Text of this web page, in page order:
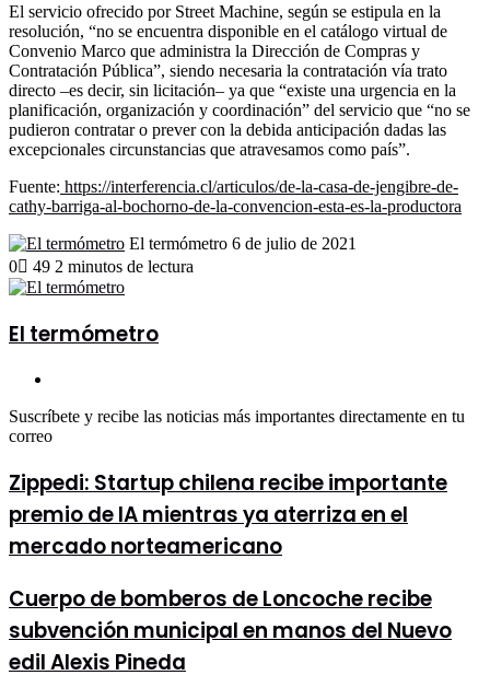
El servicio ofrecido por Street Machine, según se estipula en la
resolución, “no se encuentra disponible en el catálogo virtual de
Convenio Marco que administra la Dirección de Compras y
Contratación Pública”, siendo necesaria la contratación vía trato
directo –es decir, sin licitación– ya que “existe una urgencia en la
planificación, organización y coordinación” del servicio que “no se
pudieron contratar o prever con la debida anticipación dadas las
excepcionales circunstancias que atravesamos como país”.
Fuente: https://interferencia.cl/articulos/de-la-casa-de-jengibre-de-
cathy-barriga-al-bochorno-de-la-convencion-esta-es-la-productora
El termómetro Send
6 de julio de 2021
0
49 2 minutos de lectura
El termómetro
Suscríbete y recibe las noticias más importantes directamente en tu
correo
Zippedi:
Startup
chilena
importante
de
IA
mientras
aterriza
Zippedi: Startup chilena recibe importante
premio de IA mientras ya aterriza en el
mercado norteamericano
Cuerpo
de
bomberos
Loncoche
Cuerpo de bomberos de Loncoche recibe
subvención municipal en manos del Nuevo
edil Alexis Pineda